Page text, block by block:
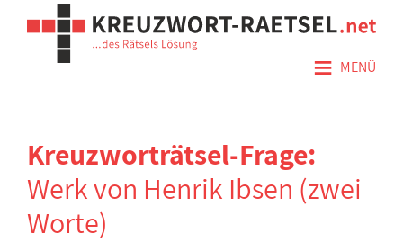
≡ MENÜ
Kreuzworträtsel-Frage:
Werk von Henrik Ibsen (zwei
Worte)